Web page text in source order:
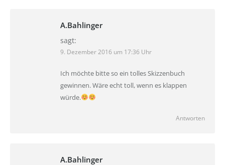
A.Bahlinger
sagt:
9. Dezember 2016 um 17:36 Uhr
Ich möchte bitte so ein tolles Skizzenbuch
gewinnen. Wäre echt toll, wenn es klappen
würde.
Antworten
A.Bahlinger